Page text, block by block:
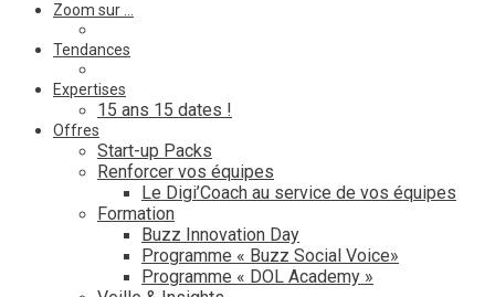
Zoom sur …
Tendances
Expertises
15 ans 15 dates !
Offres
Start-up Packs
Renforcer vos équipes
Le Digi’Coach au service de vos équipes
Formation
Buzz Innovation Day
Programme « Buzz Social Voice»
Programme « DOL Academy »